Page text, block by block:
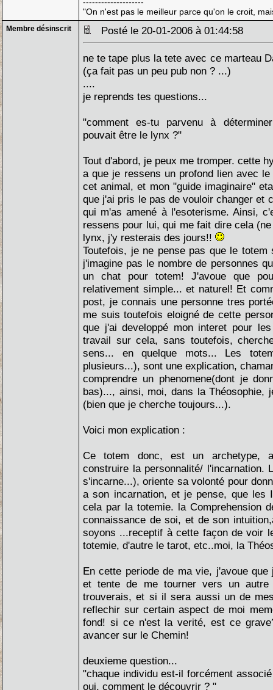
"On n'est pas le meilleur parce qu'on le croit,
Membre désinscrit Posté le 20-01-2006 à 01:44:58
ne te tape plus la tete avec ce marteau
(ça fait pas un peu pub non ? ...)
....
je reprends tes questions...
"comment es-tu parvenu à
pouvait être le lynx ?"
Tout d'abord, je peux me tromper. cette
a que je ressens un profond lien avec
cet animal, et mon "guide imaginaire"
que j'ai pris le pas de vouloir changer et
qui m'as amené à l'esoterisme. Ainsi,
ressens pour lui, qui me fait dire cela
lynx, j'y resterais des jours!!
Toutefois, je ne pense pas que le
j'imagine pas le nombre de personnes
un chat pour totem! J'avoue que
relativement simple... et naturel! Et
post, je connais une personne tres
me suis toutefois eloigné de cette
que j'ai developpé mon interet pour
travail sur cela, sans toutefois,
sens... en quelque mots... Les
plusieurs...), sont une explication,
comprendre un phenomene(dont je
bas)..., ainsi, moi, dans la Théosophie,
(bien que je cherche toujours...).
Voici mon explication :
Ce totem donc, est un archetype,
construire la personnalité/ l'incarnation.
s'incarne...), oriente sa volonté pour
a son incarnation, et je pense, que les
cela par la totemie. la Comprehension
connaissance de soi, et de son
soyons ...receptif à cette façon de voir
totemie, d'autre le tarot, etc..moi, la
En cette periode de ma vie, j'avoue
et tente de me tourner vers un
trouverais, et si il sera aussi un de
reflechir sur certain aspect de moi
fond! si ce n'est la verité, est ce
avancer sur le Chemin!
deuxieme question...
"chaque individu est-il forcément
oui, comment le découvrir ? "